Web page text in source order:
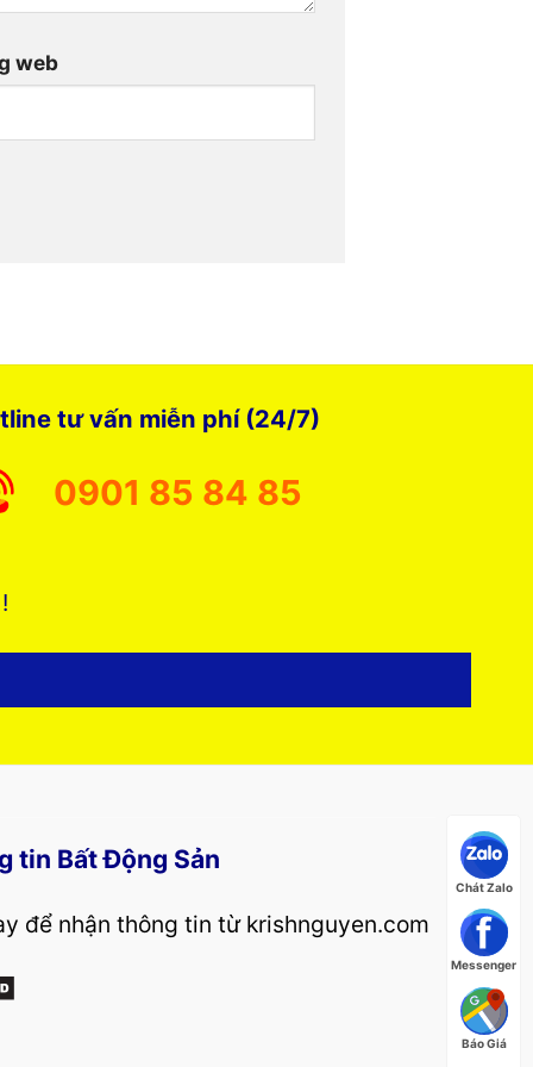
web
tư vấn miễn phí (24/7)
0901 85 84 85
tin Bất Động Sản
để nhận thông tin từ krishnguyen.com
Chát Zalo
Messenger
Báo Giá